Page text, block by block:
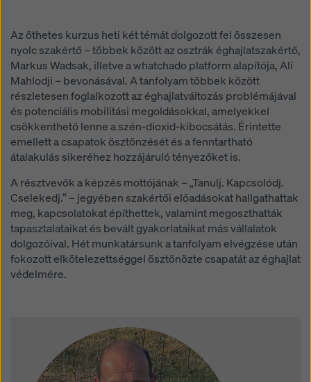
Az öthetes kurzus heti két témát dolgozott fel összesen
nyolc szakértő – többek között az osztrák éghajlatszakértő,
Markus Wadsak, illetve a whatchado platform alapítója, Ali
Mahlodji – bevonásával. A tanfolyam többek között
részletesen foglalkozott az éghajlatváltozás problémájával
és potenciális mobilitási megoldásokkal, amelyekkel
csökkenthető lenne a szén-dioxid-kibocsátás. Érintette
emellett a csapatok ösztönzését és a fenntartható
átalakulás sikeréhez hozzájáruló tényezőket is.
A résztvevők a képzés mottójának – „Tanulj. Kapcsolódj.
Cselekedj.” – jegyében szakértői előadásokat hallgathattak
meg, kapcsolatokat építhettek, valamint megoszthatták
tapasztalataikat és bevált gyakorlataikat más vállalatok
dolgozóival. Hét munkatársunk a tanfolyam elvégzése után
fokozott elkötelezettséggel ösztönözte csapatát az éghajlat
védelmére.